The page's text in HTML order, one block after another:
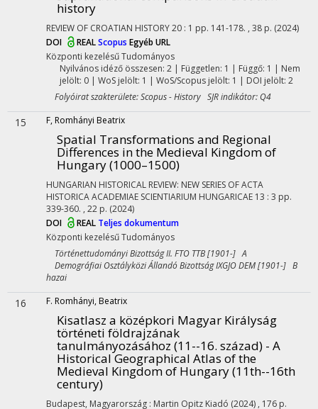
history
REVIEW OF CROATIAN HISTORY20 : 1 pp. 141-178. , 38 p. (2024)
DOI
REALScopus Egyéb URL
Központi kezelésűTudományos
Nyilvános idéző összesen: 2| Független: 1 | Függő: 1 | Nem
jelölt: 0 | WoS jelölt: 1 | WoS/Scopus jelölt: 1 | DOI jelölt: 2
Folyóirat szakterülete: Scopus - History SJR indikátor: Q4
15 F, Romhányi Beatrix
Spatial Transformations and Regional
Differences in the Medieval Kingdom of
Hungary (1000–1500)
HUNGARIAN HISTORICAL REVIEW: NEW SERIES OF ACTA
HISTORICA ACADEMIAE SCIENTIARIUM HUNGARICAE 13 : 3 pp.
339-360. , 22 p. (2024)
DOI
REAL Teljes dokumentum
Központi kezelésűTudományos
Történettudományi Bizottság II. FTO TTB [1901-] A
Demográfiai Osztályközi Állandó Bizottság IXGJO DEM [1901-] B
hazai
16 F. Romhányi, Beatrix
Kisatlasz a középkori Magyar Királyság
történeti földrajzának
tanulmányozásához (11--16. század) - A
Historical Geographical Atlas of the
Medieval Kingdom of Hungary (11th--16th
century)
Budapest, Magyarország : Martin Opitz Kiadó (2024) , 176 p.